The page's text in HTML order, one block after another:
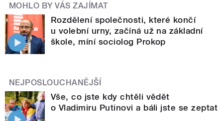
MOHLO BY VÁS ZAJÍMAT
Rozdělení společnosti, které končí
u volební urny, začíná už na základní
škole, míní sociolog Prokop
NEJPOSLOUCHANĚJŠÍ
Vše, co jste kdy chtěli vědět
o Vladimiru Putinovi a báli jste se zeptat